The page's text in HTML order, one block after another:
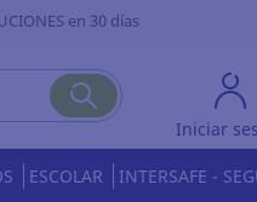
en 30 días
Iniciar
ESCOLAR INTERSAFE -